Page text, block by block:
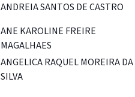
ANDREIA SANTOS DE CASTRO
ANE KAROLINE FREIRE
MAGALHAES
ANGELICA RAQUEL MOREIRA DA
SILVA